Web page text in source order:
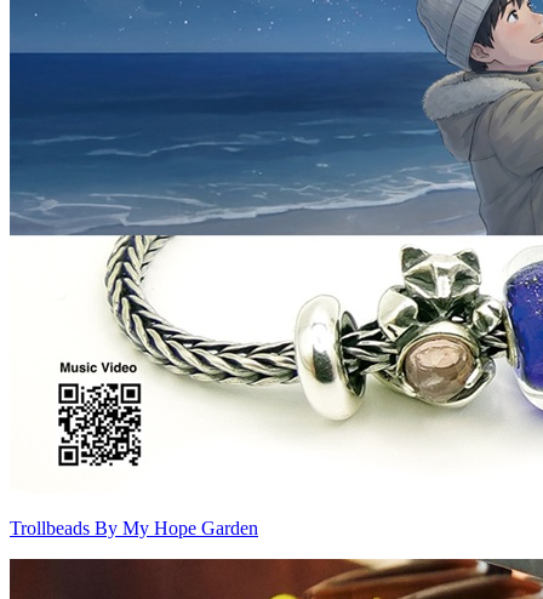
Trollbeads By My Hope Garden